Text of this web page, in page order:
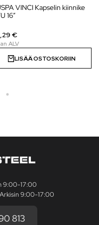
VINCI Kapselin kiinnike
ETU 16″
€
LISÄÄ OSTOSKORIIN
9:00-17:00
9:00-17:00
813